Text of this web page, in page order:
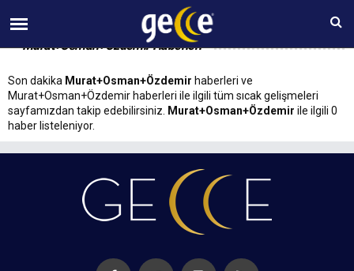
10 AĞUSTOS Pazartesi 22:16
Murat+Osman+Özdemir Haberleri
Son dakika Murat+Osman+Özdemir haberleri ve
Murat+Osman+Özdemir haberleri ile ilgili tüm sıcak gelişmeleri
sayfamızdan takip edebilirsiniz.
Murat+Osman+Özdemir ile ilgili 0
haber listeleniyor.